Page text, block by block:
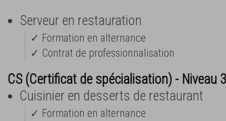
Serveur en restauration
✓ Formation en alternance
✓ Contrat de professionnalisation
CS (Certificat de spécialisation) - Niveau 3
Cuisinier en desserts de restaurant
✓ Formation en alternance